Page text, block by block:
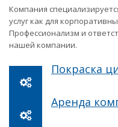
Компания
услуг как для
Профессионализм и
нашей компании.
Покраска
Аренда